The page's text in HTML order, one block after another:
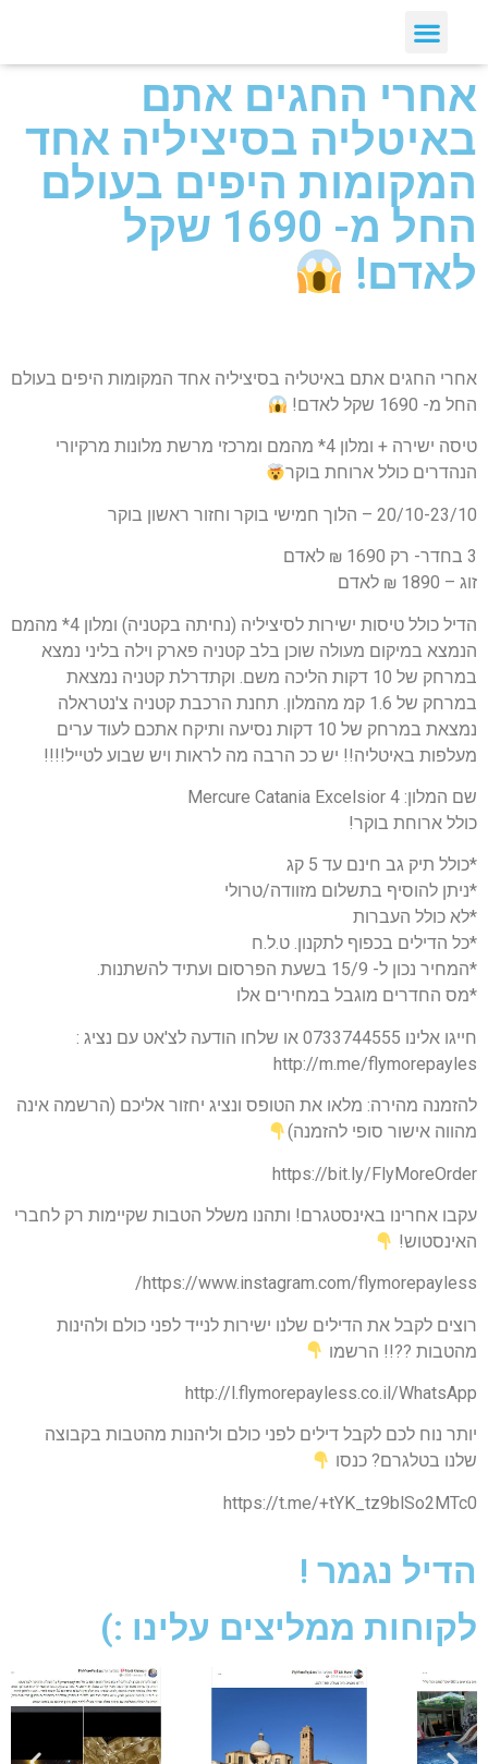
אחרי החגים אתם
באיטליה בסיציליה אחד
המקומות היפים בעולם
החל מ- 1690 שקל
לאדם!
אחרי החגים אתם באיטליה בסיציליה אחד המקומות היפים בעולם
החל מ- 1690 שקל לאדם!
טיסה ישירה + ומלון 4* מהמם ומרכזי מרשת מלונות מרקיורי
הנהדרים כולל ארוחת בוקר
20/10-23/10 – הלוך חמישי בוקר וחזור ראשון בוקר
3 בחדר- רק 1690 ₪ לאדם
זוג – 1890 ₪ לאדם
הדיל כולל טיסות ישירות לסיציליה (נחיתה בקטניה) ומלון 4* מהמם
הנמצא במיקום מעולה שוכן בלב קטניה פארק וילה בליני נמצא
במרחק של 10 דקות הליכה משם. וקתדרלת קטניה נמצאת
במרחק של 1.6 קמ מהמלון. תחנת הרכבת קטניה צ'נטראלה
נמצאת במרחק של 10 דקות נסיעה ותיקח אתכם לעוד ערים
מעלפות באיטליה!! יש ככ הרבה מה לראות ויש שבוע לטייל!!!!
שם המלון: 4 Mercure Catania Excelsior
כולל ארוחת בוקר!
*כולל תיק גב חינם עד 5 קג
*ניתן להוסיף בתשלום מזוודה/טרולי
*לא כולל העברות
*כל הדילים בכפוף לתקנון. ט.ל.ח
*המחיר נכון ל- 15/9 בשעת הפרסום ועתיד להשתנות.
*מס החדרים מוגבל במחירים אלו
חייגו אלינו 0733744555 או שלחו הודעה לצ'אט עם נציג :
http://m.me/flymorepayles
להזמנה מהירה: מלאו את הטופס ונציג יחזור אליכם (הרשמה אינה
מהווה אישור סופי להזמנה)
https://bit.ly/FlyMoreOrder
עקבו אחרינו באינסטגרם! ותהנו משלל הטבות שקיימות רק לחברי
האינסטוש!
https://www.instagram.com/flymorepayless/
רוצים לקבל את הדילים שלנו ישירות לנייד לפני כולם ולהינות
מהטבות ??!! הרשמו
http://l.flymorepayless.co.il/WhatsApp
יותר נוח לכם לקבל דילים לפני כולם וליהנות מהטבות בקבוצה
שלנו בטלגרם? כנסו
https://t.me/+tYK_tz9blSo2MTc0
הדיל נגמר !
לקוחות ממליצים עלינו :)